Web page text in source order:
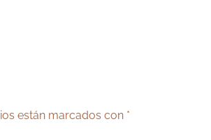
están marcados con *